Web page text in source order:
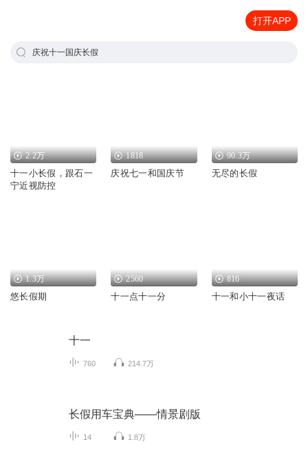
打开APP
庆祝十一国庆长假
2.2万
十一小长假，跟石一
宁近视防控
1818
庆祝七一和国庆节
90.3万
无尽的长假
1.3万
悠长假期
2560
十一点十一分
816
十一和小十一夜话
十一
760 214.7万
长假用车宝典——情景剧版
14 1.8万